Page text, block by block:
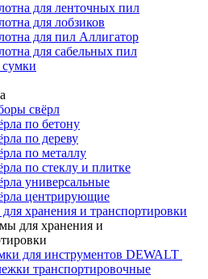
для ленточных пил
для лобзиков
для пил Аллигатор
для сабельных пил
свёрл
по бетону
по дереву
по металлу
по стеклу и плитке
универсальные
центрирующие
хранения и транспортировки
для хранения и
для инструментов DEWALT
транспортировочные